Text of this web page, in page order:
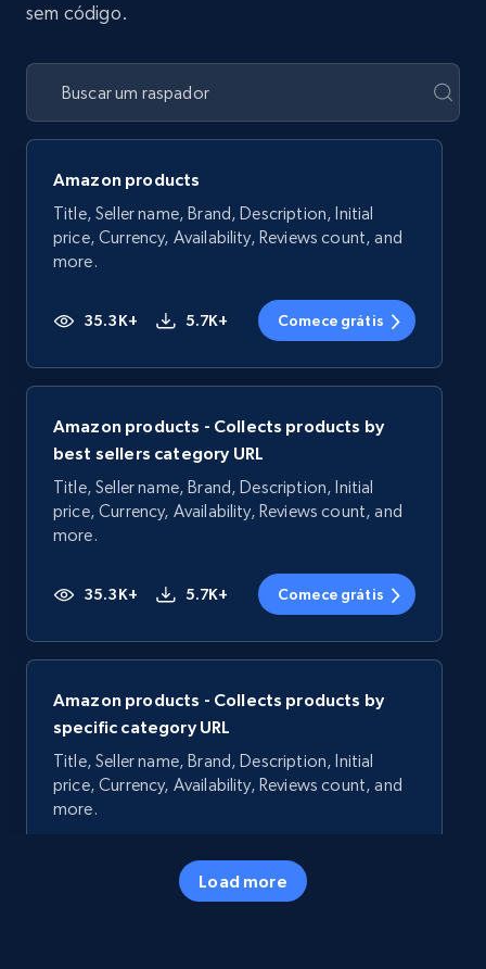
sem código.
Amazon products
Title, Seller name, Brand, Description, Initial
price, Currency, Availability, Reviews count, and
more.
35.3K+ 5.7K+ Comece grátis
Amazon products - Collects products by
best sellers category URL
Title, Seller name, Brand, Description, Initial
price, Currency, Availability, Reviews count, and
more.
35.3K+ 5.7K+ Comece grátis
Amazon products - Collects products by
specific category URL
Title, Seller name, Brand, Description, Initial
price, Currency, Availability, Reviews count, and
more.
5.7K+ Comece grátis
Load more